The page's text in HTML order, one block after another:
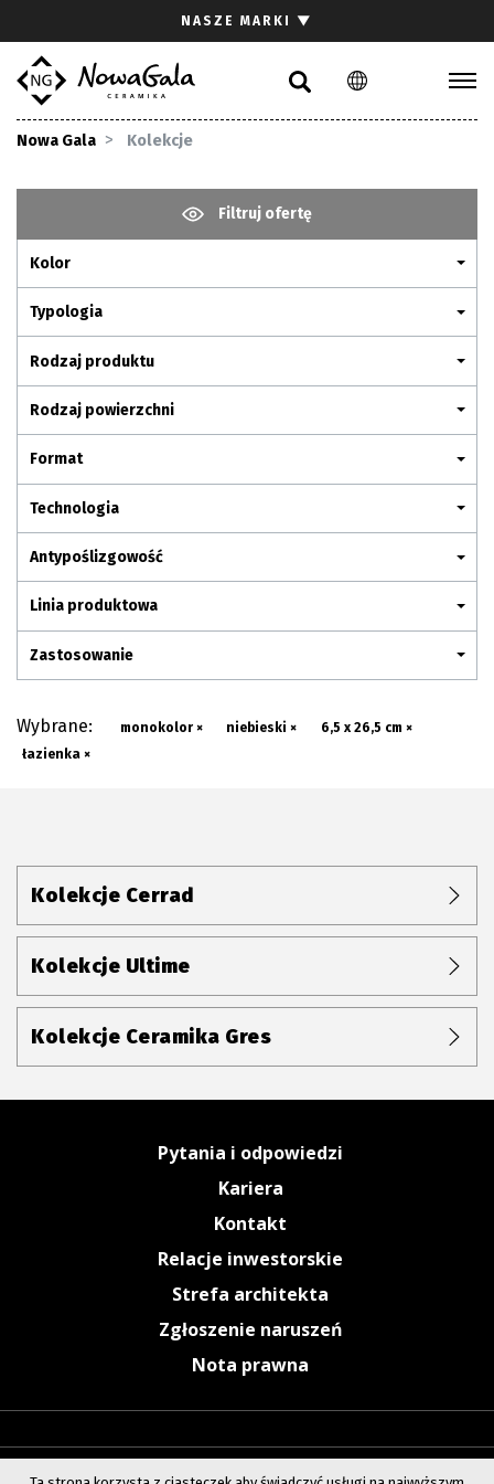
PL EN
NASZE MARKI ▼
Nowa Gala Kolekcje
Filtruj ofertę
Kolor
Typologia
Rodzaj produktu
Rodzaj powierzchni
Format
Technologia
Antypoślizgowość
Linia produktowa
Zastosowanie
Wybrane: monokolor × niebieski ×
6,5 x 26,5 cm ×
łazienka ×
Kolekcje Cerrad
Kolekcje Ultime
Kolekcje Ceramika Gres
Pytania i odpowiedzi
Kariera
Kontakt
Relacje inwestorskie
Strefa architekta
Zgłoszenie naruszeń
Nota prawna
Gdzie kupić
Pliki do pobrania
Pytania i odpowiedzi
Kariera
Kontakt
Komunikacja z akcjonariuszami